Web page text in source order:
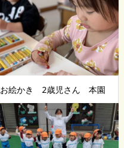
お絵かき 2歳児さん 本園